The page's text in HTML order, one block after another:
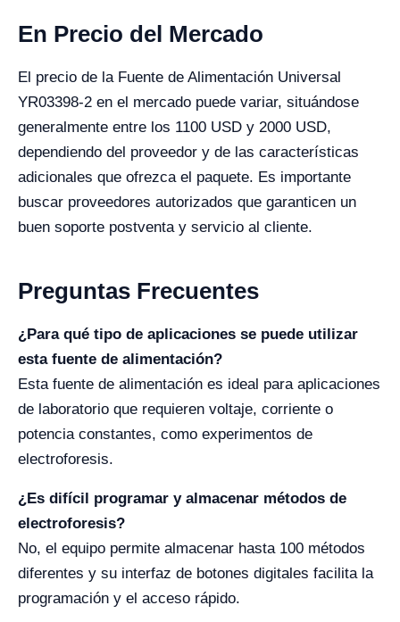
En Precio del Mercado
El precio de la Fuente de Alimentación Universal
YR03398-2 en el mercado puede variar, situándose
generalmente entre los 1100 USD y 2000 USD,
dependiendo del proveedor y de las características
adicionales que ofrezca el paquete. Es importante
buscar proveedores autorizados que garanticen un
buen soporte postventa y servicio al cliente.
Preguntas Frecuentes
¿Para qué tipo de aplicaciones se puede utilizar
esta fuente de alimentación?
Esta fuente de alimentación es ideal para aplicaciones
de laboratorio que requieren voltaje, corriente o
potencia constantes, como experimentos de
electroforesis.
¿Es difícil programar y almacenar métodos de
electroforesis?
No, el equipo permite almacenar hasta 100 métodos
diferentes y su interfaz de botones digitales facilita la
programación y el acceso rápido.